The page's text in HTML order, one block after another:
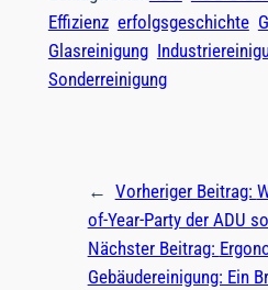
Effizienz erfolgsgeschichte
Glasreinigung
Sonderreinigung
← Vorheriger Beitrag:
of-Year-Party der ADU
Nächster Beitrag:
Gebäudereinigung: Ein